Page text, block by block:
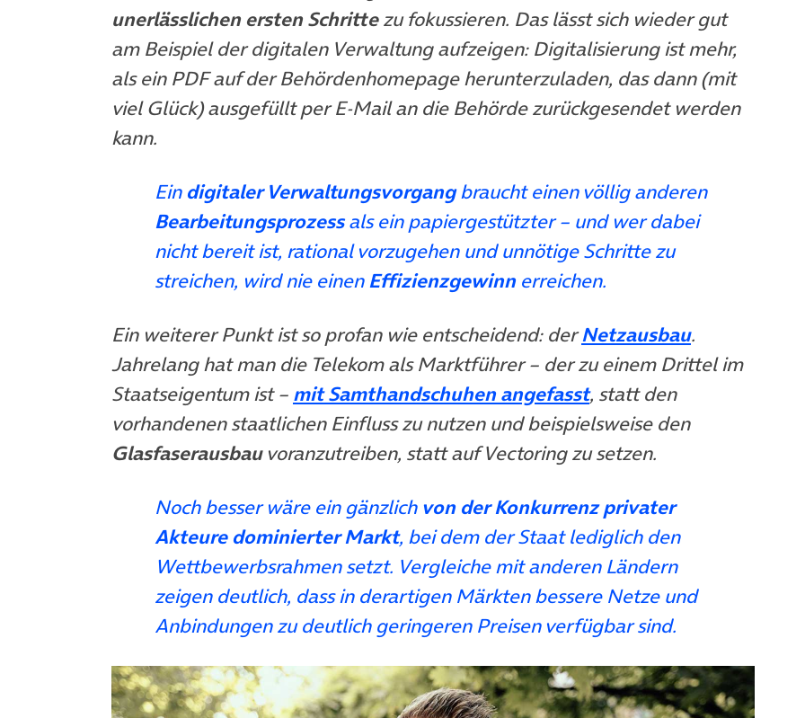
unerlässlichen ersten Schrittezu fokussieren. Das lässt sich wieder gut
am Beispiel der digitalen Verwaltung aufzeigen: Digitalisierung ist mehr,
als ein PDF auf der Behördenhomepage herunterzuladen, das dann (mit
viel Glück) ausgefüllt per E-Mail an die Behörde zurückgesendet werden
kann.
Ein digitaler Verwaltungsvorgangbraucht einen völlig anderen
Bearbeitungsprozessals ein papiergestützter – und wer dabei
nicht bereit ist, rational vorzugehen und unnötige Schritte zu
streichen, wird nie einenEffizienzgewinnerreichen.
Ein weiterer Punkt ist so profan wie entscheidend: derNetzausbau(öffnet in
.
Jahrelang hat man die Telekom als Marktführer – der zu einem Drittel im
Staatseigentum ist – mit Samthandschuhen angefasst(öffnet in neuem Tab)
, statt den
vorhandenen staatlichen Einfluss zu nutzen und beispielsweise den
Glasfaserausbauvoranzutreiben, statt auf Vectoring zu setzen.
Noch besser wäre ein gänzlich von der Konkurrenz privater
Akteure dominierter Markt, bei dem der Staat lediglich den
Wettbewerbsrahmen setzt. Vergleiche mit anderen Ländern
zeigen deutlich, dass in derartigen Märkten bessere Netze und
Anbindungen zu deutlich geringeren Preisen verfügbar sind.